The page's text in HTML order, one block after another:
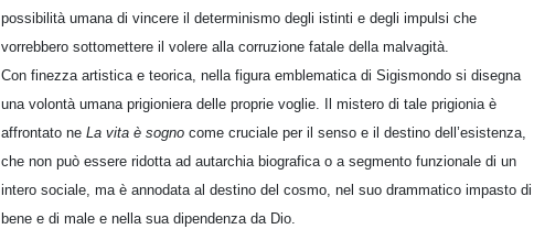
possibilità umana di vincere il determinismo degli istinti e degli impulsi che
vorrebbero sottomettere il volere alla corruzione fatale della malvagità.
Con finezza artistica e teorica, nella figura emblematica di Sigismondo si disegna
una volontà umana prigioniera delle proprie voglie. Il mistero di tale prigionia è
affrontato ne La vita è sogno come cruciale per il senso e il destino dell’esistenza,
che non può essere ridotta ad autarchia biografica o a segmento funzionale di un
intero sociale, ma è annodata al destino del cosmo, nel suo drammatico impasto di
bene e di male e nella sua dipendenza da Dio.